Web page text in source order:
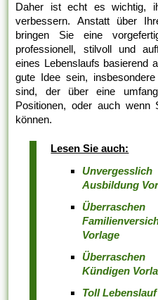
Daher ist echt es wichtig,
verbessern. Anstatt über
bringen Sie eine
professionell, stilvoll und
eines Lebenslaufs basierend
gute Idee sein,
sind, der über eine
Positionen, oder auch wenn
können.
Lesen Sie auch:
Ausbildung
Vorlage
Kündigen
Toll